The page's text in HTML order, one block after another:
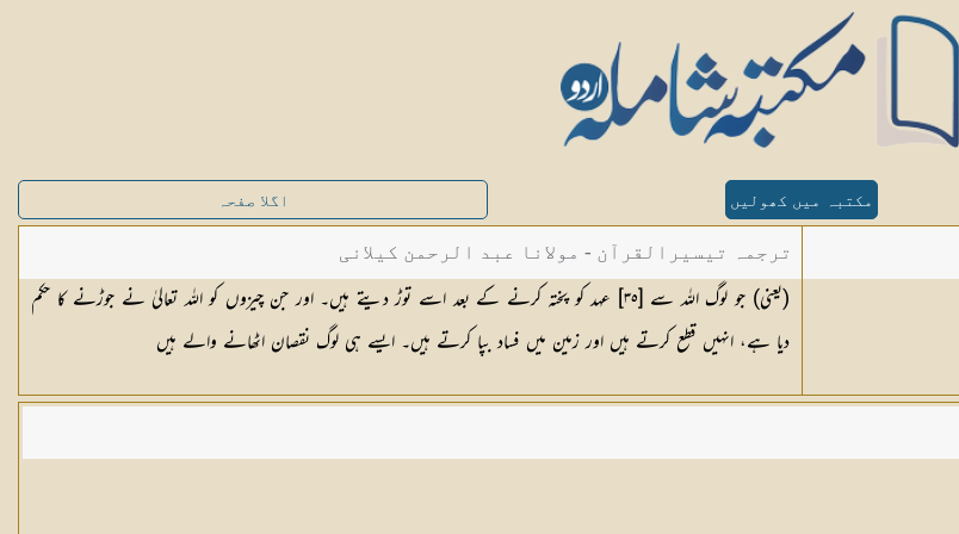
مکتبہ میں کھولیں اگلا صفحہ
ترجمہ تیسیرالقرآن - مولانا عبد الرحمن کیلانی
(یعنی) جو لوگ اللہ سے [٣٥] عہد کو پختہ کرنے کے بعد اسے توڑ دیتے ہیں۔ اور جن چیزوں کو اللہ تعالیٰ نے جوڑنے کا حکم
دیا ہے، انہیں قطع کرتے ہیں اور زمین میں فساد بپا کرتے ہیں۔ ایسے ہی لوگ نقصان اٹھانے والے ہیں